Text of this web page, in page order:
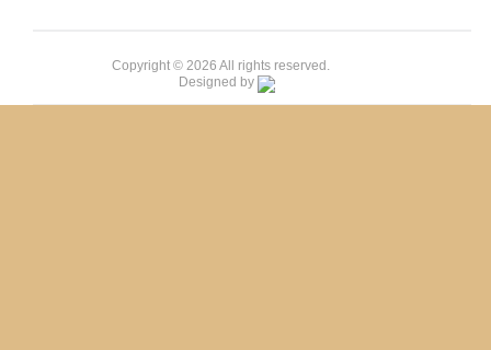
Copyright © 2026 All rights reserved.
Designed by